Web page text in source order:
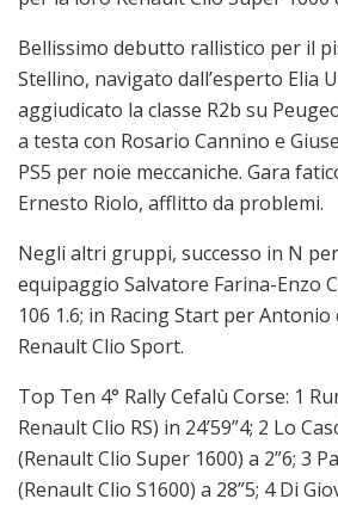
Bellissimo debutto rallistico per il
Stellino, navigato dall’esperto Elia
aggiudicato la classe R2b su
a testa con Rosario Cannino e
PS5 per noie meccaniche. Gara
Ernesto Riolo, afflitto da problemi.
Negli altri gruppi, successo in N
equipaggio Salvatore Farina-Enzo
106 1.6; in Racing Start per
Renault Clio Sport.
Top Ten 4° Rally Cefalù Corse: 1
Renault Clio RS) in 24’59”4; 2 Lo
(Renault Clio Super 1600) a 2”6; 3
(Renault Clio S1600) a 28”5; 4 Di